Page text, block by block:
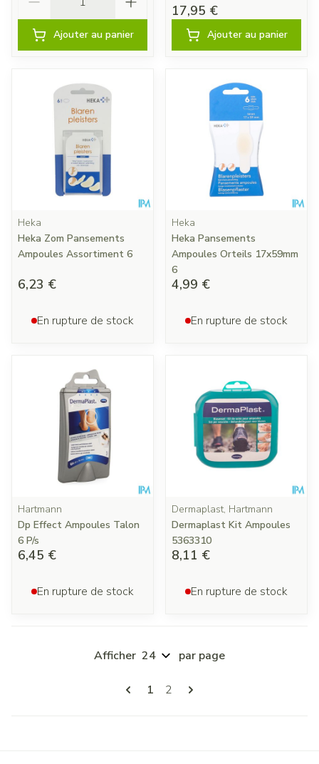
Ajouter au panier
17,95 €
Ajouter au panier
Heka
Heka Zom Pansements
Ampoules Assortiment 6
6,23 €
En rupture de stock
Heka
Heka Pansements
Ampoules Orteils 17x59mm
6
4,99 €
En rupture de stock
Hartmann
Dp Effect Ampoules Talon
6 P/s
6,45 €
En rupture de stock
Dermaplast, Hartmann
Dermaplast Kit Ampoules
5363310
8,11 €
En rupture de stock
Pages
Vous lisez actuellement la page
1 Page
2
Afficher par page